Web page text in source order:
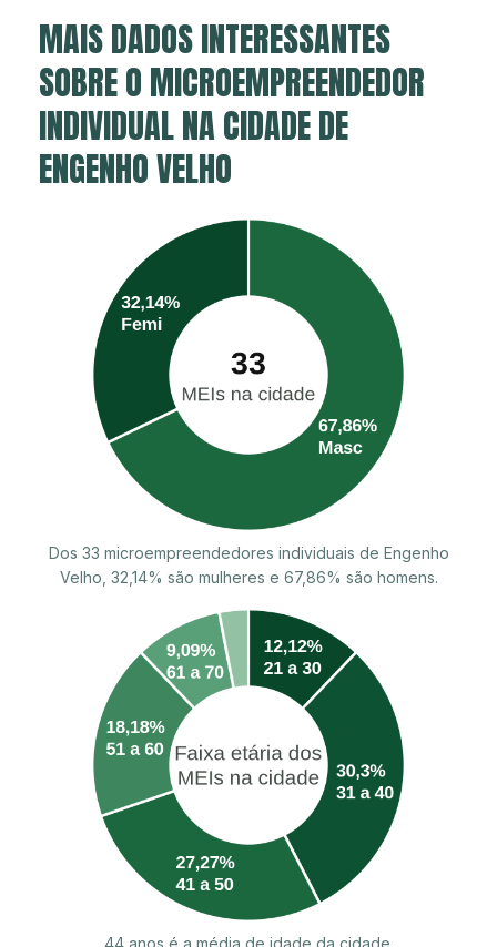
MAIS DADOS INTERESSANTES
SOBRE O MICROEMPREENDEDOR
INDIVIDUAL NA CIDADE DE
ENGENHO VELHO
Dos 33 microempreendedores individuais de Engenho
Velho, 32,14% são mulheres e 67,86% são homens.
44 anos é a média de idade da cidade.